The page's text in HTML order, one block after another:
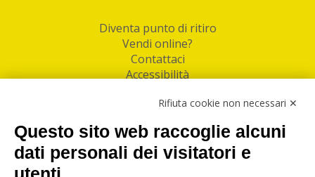
Diventa punto di ritiro
Vendi online?
Contattaci
Accessibilità
Facebook
Linkedin
Rifiuta cookie non necessari ✕
Questo sito web raccoglie alcuni
dati personali dei visitatori e